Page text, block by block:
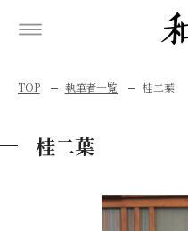
TOP 執筆者一覧 桂二葉
桂二葉